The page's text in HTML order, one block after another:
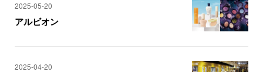
2025-05-20
アルビオン
2025-04-20